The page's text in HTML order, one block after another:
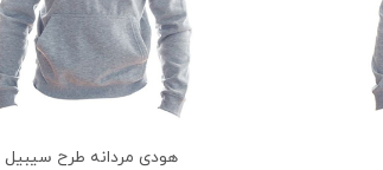
هودی مردانه طرح سیبیل